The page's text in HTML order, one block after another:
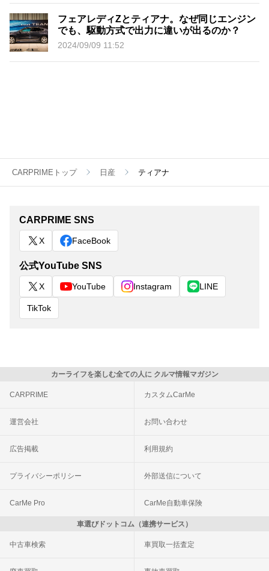
フェアレディZとティアナ。なぜ同じエンジン
でも、駆動方式で出力に違いが出るのか？
2024/09/09 11:52
CARPRIMEトップ 日産 ティアナ
CARPRIME SNS
X FaceBook
公式YouTube SNS
X YouTube Instagram LINE
TikTok
カーライフを楽しむ全ての人に クルマ情報マガジン
CARPRIME カスタムCarMe
運営会社 お問い合わせ
広告掲載 利用規約
プライバシーポリシー 外部送信について
CarMe Pro CarMe自動車保険
車選びドットコム（連携サービス）
中古車検索 車買取一括査定